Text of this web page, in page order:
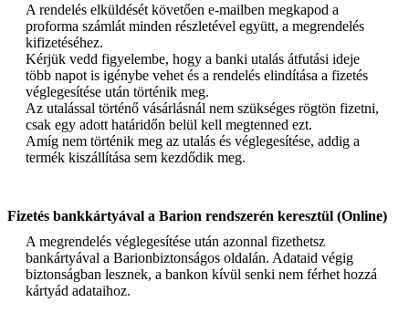
A rendelés elküldését követően e-mailben megkapod a
proforma számlát minden részletével együtt, a megrendelés
kifizetéséhez.
Kérjük vedd figyelembe, hogy a banki utalás átfutási ideje
több napot is igénybe vehet és a rendelés elindítása a fizetés
véglegesítése után történik meg.
Az utalással történő vásárlásnál nem szükséges rögtön fizetni,
csak egy adott határidőn belül kell megtenned ezt.
Amíg nem történik meg az utalás és véglegesítése, addig a
termék kiszállítása sem kezdődik meg.
Fizetés bankkártyával a Barion rendszerén keresztül (Online)
A megrendelés véglegesítése után azonnal fizethetsz
bankártyával a Barionbiztonságos oldalán. Adataid végig
biztonságban lesznek, a bankon kívül senki nem férhet hozzá
kártyád adataihoz.